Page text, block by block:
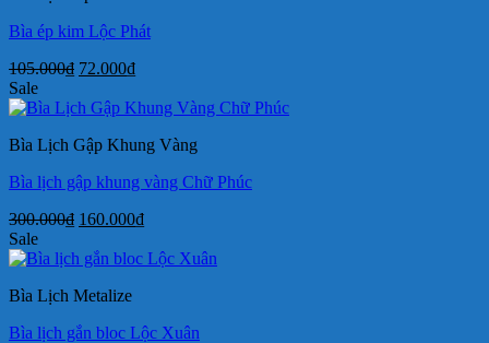
Bìa ép kim Lộc Phát
105.000₫ Giá
là:
72.000₫Giá
tại
72.000₫.
Sale
Bìa Lịch Gập Khung Vàng
Bìa lịch gập khung vàng Chữ Phúc
300.000₫ Giá
là:
160.000₫Giá
tại
Sale
Bìa Lịch Metalize
Bìa lịch gắn bloc Lộc Xuân